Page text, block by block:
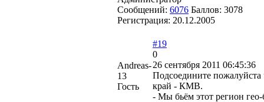
Сообщений: 6076 Баллов: 3078
Регистрация: 20.12.2005
Andreas-
13
Гость
#19
0
26 сентября 2011 06:45:36
Подсоедините
край - КМВ.
- Мы бьём этот регион гео-